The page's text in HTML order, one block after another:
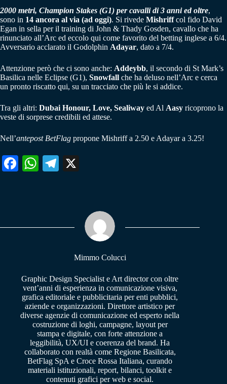
2000 metri, Champion Stakes (G1) per cavalli di 3 anni ed oltre,
sono in 14 ancora al via (ad oggi). Si rivede Mishriffcol fido David
Egan in sella per il training di John & Thady Gosden, cavallo che ha
rinunciato all’Arc ed eccolo qui come favorito del betting inglese a 6/4.
Avversario acclarato il Godolphin Adayar, dato a 7/4.
Attenzione però che ci sono anche: Addeybb, il secondo di St Mark’s
Basilica nelle Eclipse (G1), Snowfall che ha deluso nell’Arc e cerca
un pronto riscatto qui, su un tracciato che più le si addice.
Tra gli altri: Dubai Honour, Love, Sealiway ed Al Aasy ricoprono la
veste di sorprese credibili ed attese.
Nell’antepost BetFlag propone Mishriff a 2.50 e Adayar a 3.25!
Fa W
pp
Te
m
Mimmo Colucci
Graphic Design Specialist e Art director con oltre
vent’anni di esperienza in comunicazione visiva,
grafica editoriale e pubblicitaria per enti pubblici,
aziende e organizzazioni. Direttore artistico per
diverse agenzie di comunicazione ed esperto nella
costruzione di loghi, campagne, layout per
stampa e digitale, con forte attenzione a
leggibilità, UX/UI e coerenza del brand. Ha
collaborato con realtà come Regione Basilicata,
BetFlag SpA e Croce Rossa Italiana, curando
materiali istituzionali, report, bilanci, toolkit e
contenuti grafici per web e social.